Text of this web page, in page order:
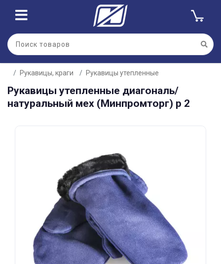
Рукавицы, краги Рукавицы утепленные
Рукавицы утепленные диагональ/
натуральный мех (Минпромторг) р 2
Для клиентов всех банков
Разбейте
оплатуна части
без переплат
Добавляйте товары
в корзину